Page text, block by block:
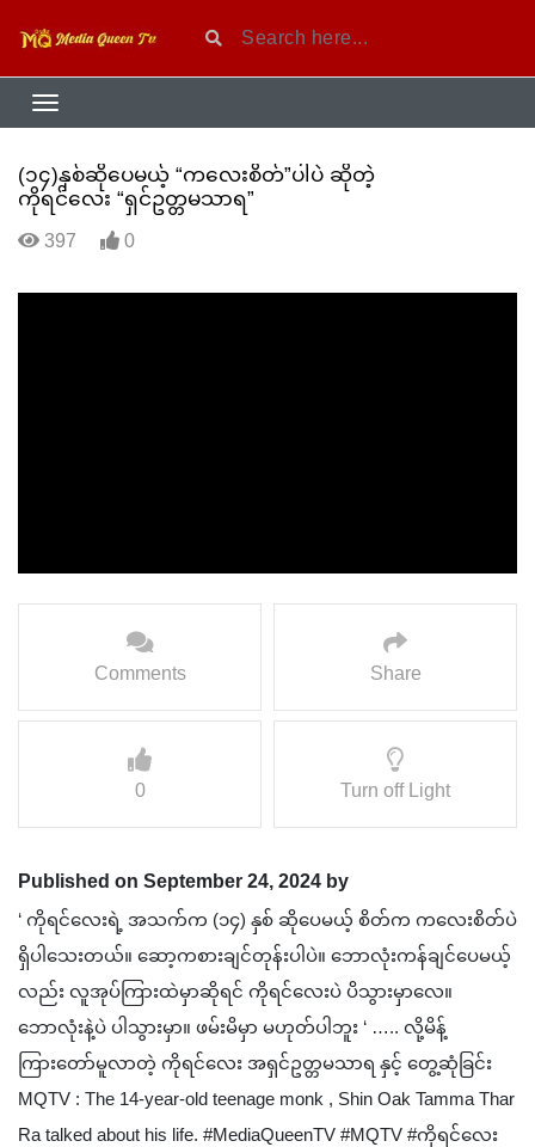
(၁၄)နှစ်ဆိုပေမယ့် “ကလေးစိတ်”ပါပဲ ဆိုတဲ့
ကိုရင်လေး “ရှင်ဥတ္တမသာရ”
397 0
Comments Share
0 Turn off Light
Published on September 24, 2024 by
‘ ကိုရင်လေးရဲ့ အသက်က (၁၄) နှစ် ဆိုပေမယ့် စိတ်က ကလေးစိတ်ပဲ
ရှိပါသေးတယ်။ ဆော့ကစားချင်တုန်းပါပဲ။ ဘောလုံးကန်ချင်ပေမယ့်
လည်း လူအုပ်ကြားထဲမှာဆိုရင် ကိုရင်လေးပဲ ပိသွားမှာလေ။
ဘောလုံးနဲ့ပဲ ပါသွားမှာ။ ဖမ်းမိမှာ မဟုတ်ပါဘူး ‘ ….. လို့မိန့်
ကြား‌တော်မူလာတဲ့ ကိုရင်လေး အရှင်ဥတ္တမသာရ နှင့် တွေ့ဆုံခြင်း
MQTV : The 14-year-old teenage monk , Shin Oak Tamma Thar
Ra talked about his life. #MediaQueenTV #MQTV #ကိုရင်လေး